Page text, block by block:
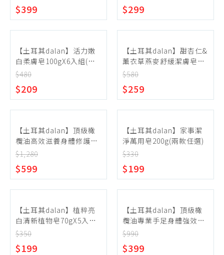
$399 $299
【土耳其dalan】活力嫩
白柔膚皂100gX6入組(多
款任選)
$480
$209
【土耳其dalan】甜杏仁&
薰衣草燕麥舒緩潔膚皂
115gX2入組(兩款任選)
$580
$259
【土耳其dalan】頂級橄
欖油高效滋養身體修護乳
液&潤膚霜(任選)
$1,280
$599
【土耳其dalan】家事潔
淨萬用皂200g(兩款任選)
$330
$199
【土耳其dalan】植粹亮
白清新植物皂70gX5入組
(兩款任選)
$350
$199
【土耳其dalan】頂級橄
欖油專業手足身體強效修
護霜(罐狀)150ml
$990
$399